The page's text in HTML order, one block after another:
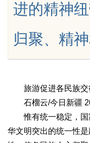
Bo
进的精神
归聚、精
旅游促进各民族
石榴云/今日新疆
惟有统一稳定，
华文明突出的统一性